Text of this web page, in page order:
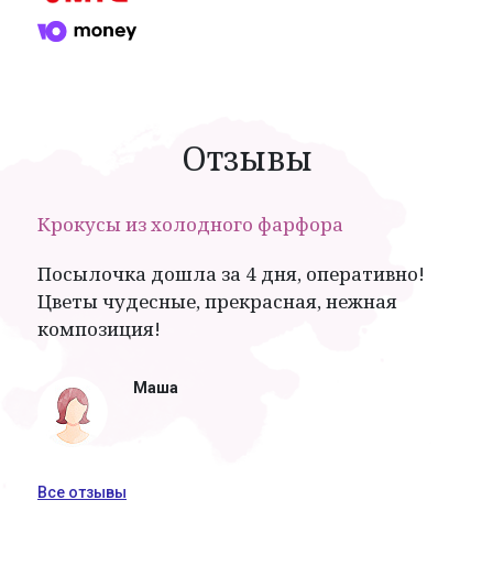
Отзывы
Крокусы из холодного фарфора
Посылочка дошла за 4 дня, оперативно!
Цветы чудесные, прекрасная, нежная
композиция!
Маша
Все отзывы